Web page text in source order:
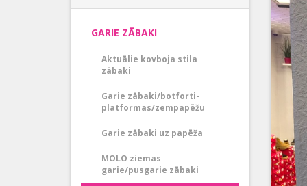
GARIE ZĀBAKI
Aktuālie kovboja stila
zābaki
Garie zābaki/botforti-
platformas/zempapēžu
Garie zābaki uz papēža
MOLO ziemas
garie/pusgarie zābaki